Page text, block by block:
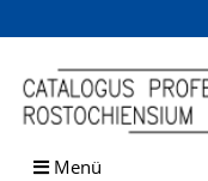
Browsen
direkt zum Inhalt
Menü